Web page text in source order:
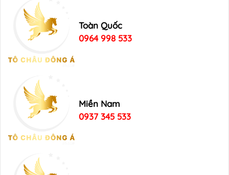
Toàn Quốc
0964 998 533
Miền Nam
0937 345 533